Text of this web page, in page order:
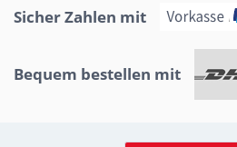
Sicher Zahlen mit
Bequem bestellen mit